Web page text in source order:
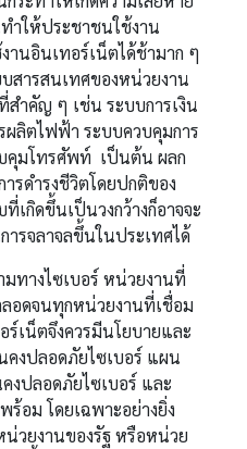
ำให้ประชาชนใช้งาน
านอินเทอร์เน็ตได้ช้ามาก ๆ
สารสนเทศของหน่วยงาน
ำคัญ ๆ เช่น ระบบการเงิน
ผลิตไฟฟ้า ระบบควบคุมการ
คุมโทรศัพท์ เป็นต้น ผลก
รดำรงชีวิตโดยปกติของ
เกิดขึ้นเป็นวงกว้างก็อาจจะ
ารจลาจลขึ้นในประเทศได้
ทางไซเบอร์ หน่วยงานที่
อดจนทุกหน่วยงานที่เชื่อม
เน็ตจึงควรมีนโยบายและ
คงปลอดภัยไซเบอร์ แผน
งปลอดภัยไซเบอร์ และ
ร้อม โดยเฉพาะอย่างยิ่ง
วยงานของรัฐ หรือหน่วย